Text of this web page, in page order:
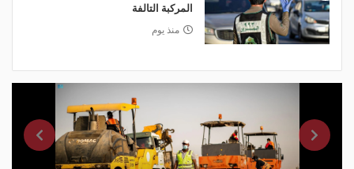
المركبة التالفة
منذ يوم